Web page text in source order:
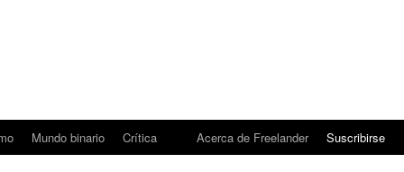
Mundo binario Crítica Acerca de Freelander Suscribirse